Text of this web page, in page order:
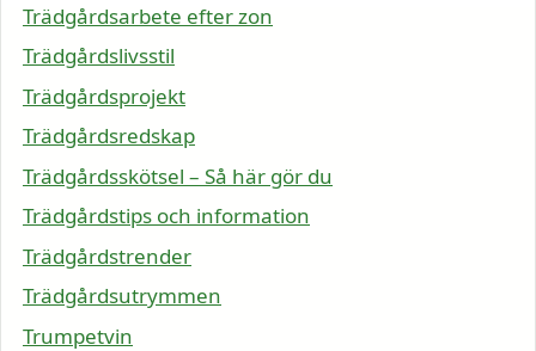
Trädgårdsarbete efter zon
Trädgårdslivsstil
Trädgårdsprojekt
Trädgårdsredskap
Trädgårdsskötsel – Så här gör du
Trädgårdstips och information
Trädgårdstrender
Trädgårdsutrymmen
Trumpetvin